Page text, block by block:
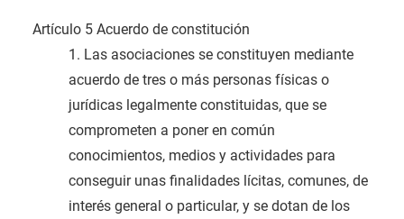
Artículo 5 Acuerdo de constitución
1. Las asociaciones se constituyen mediante
acuerdo de tres o más personas físicas o
jurídicas legalmente constituidas, que se
comprometen a poner en común
conocimientos, medios y actividades para
conseguir unas finalidades lícitas, comunes, de
interés general o particular, y se dotan de los